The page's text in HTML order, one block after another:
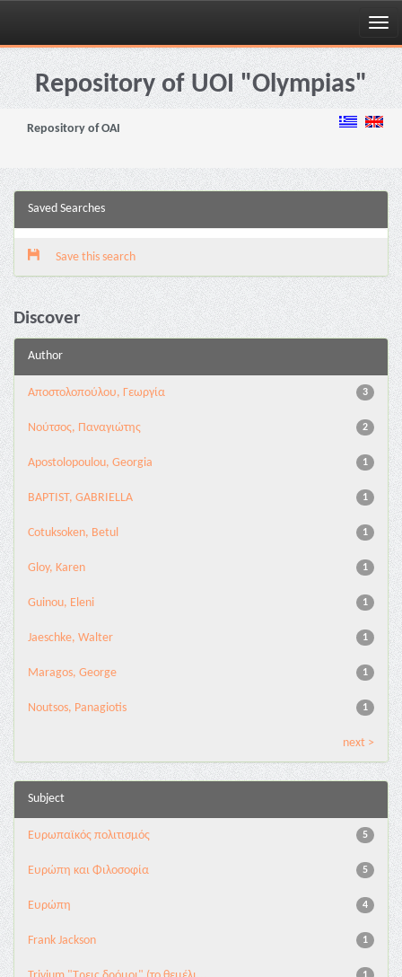
Skip
navigationRepository of UOI "Olympias"
Repository of OAI
Saved Searches
Save this search
Discover
Author
3
Αποστολοπούλου, Γεωργία
2
Νούτσος, Παναγιώτης
1
Apostolopoulou, Georgia
1
BAPTIST, GABRIELLA
1
Cotuksoken, Betul
1
Gloy, Karen
1
Guinou, Eleni
1
Jaeschke, Walter
1
Maragos, George
1
Noutsos, Panagiotis
next >
Subject
5
Ευρωπαϊκός πολιτισμός
5
Ευρώπη και Φιλοσοφία
4
Ευρώπη
1
Frank Jackson